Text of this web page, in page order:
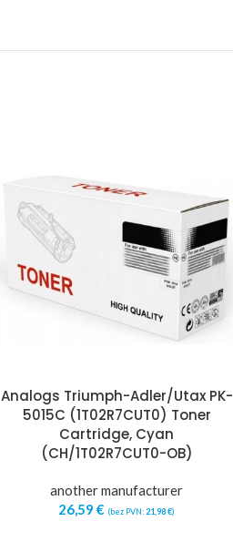
Analogs Triumph-Adler/Utax PK-
5015C (1T02R7CUT0) Toner
Cartridge, Cyan
(CH/1T02R7CUT0-OB)
another manufacturer
26,59 € (bez PVN:21,98€)